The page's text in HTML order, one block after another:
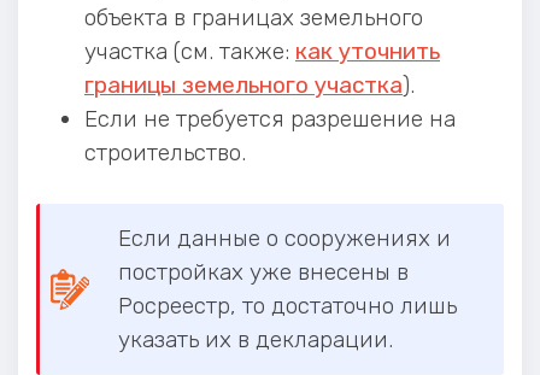
объекта в границах земельного
участка (см. также: как уточнить
границы земельного участка).
Если не требуется разрешение на
строительство.
Если данные о сооружениях и
постройках уже внесены в
Росреестр, то достаточно лишь
указать их в декларации.